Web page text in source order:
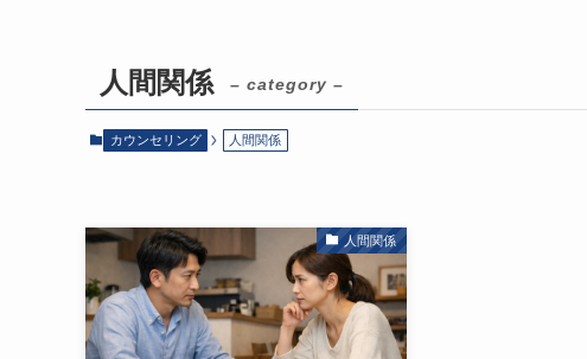
人間関係 – category –
カウンセリング 人間関係
人間関係